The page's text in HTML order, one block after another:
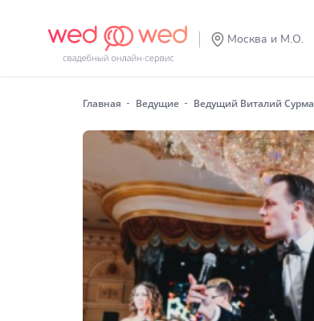
Москва и М.О.
Главная Ведущие Ведущий Виталий Сурма